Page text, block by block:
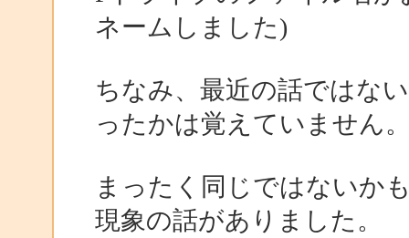
ネームしました)
ちなみ、最近の話ではな
ったかは覚えていません
まったく同じではないか
現象の話がありました。